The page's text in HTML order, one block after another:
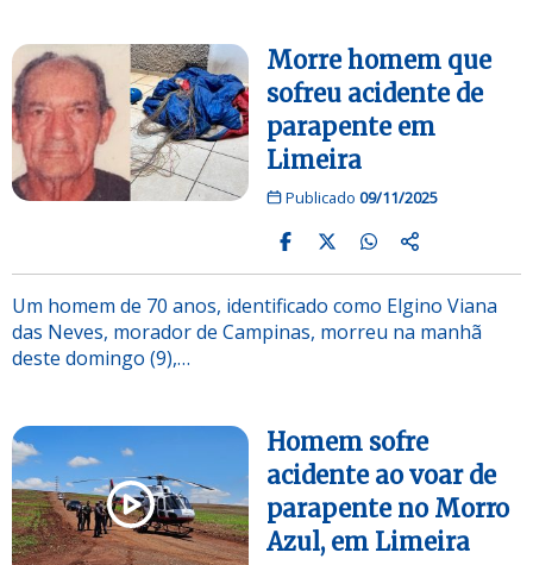
Morre homem que
sofreu acidente de
parapente em
Limeira
Publicado 09/11/2025
Um homem de 70 anos, identificado como Elgino Viana
das Neves, morador de Campinas, morreu na manhã
deste domingo (9),…
Homem sofre
acidente ao voar de
parapente no Morro
Azul, em Limeira